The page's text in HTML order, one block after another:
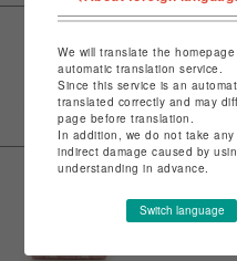
「シュガーバニ
￥16,280
「シュガーバニ
￥24,200
We will translate the
automatic translation service.
Since this service is an
translated correctly and may
page before translation.
In addition, we do not take
indirect damage caused by
understanding in advance.
Switch language